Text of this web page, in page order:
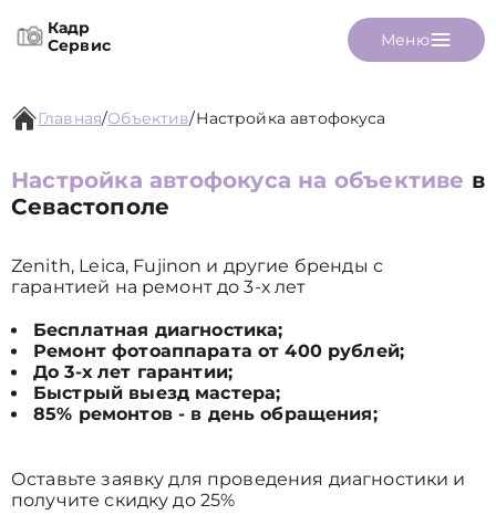
Кадр
Сервис
Меню
Главная/Объектив/Настройка автофокуса
Настройка автофокуса на объективе в
Севастополе
Zenith, Leica, Fujinon и другие бренды с
гарантией на ремонт до 3-х лет
Бесплатная диагностика;
Ремонт фотоаппарата от 400 рублей;
До 3-х лет гарантии;
Быстрый выезд мастера;
85% ремонтов - в день обращения;
Оставьте заявку для проведения диагностики и
получите скидку до 25%